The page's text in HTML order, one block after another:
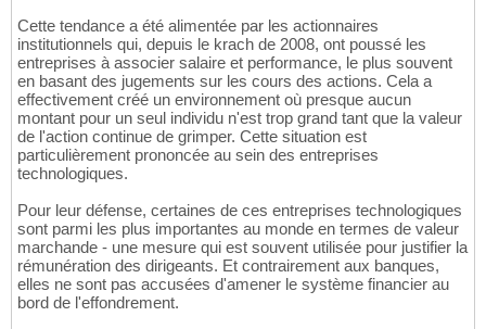
Cette tendance a été alimentée par les actionnaires
institutionnels qui, depuis le krach de 2008, ont poussé les
entreprises à associer salaire et performance, le plus souvent
en basant des jugements sur les cours des actions. Cela a
effectivement créé un environnement où presque aucun
montant pour un seul individu n'est trop grand tant que la valeur
de l'action continue de grimper. Cette situation est
particulièrement prononcée au sein des entreprises
technologiques.
Pour leur défense, certaines de ces entreprises technologiques
sont parmi les plus importantes au monde en termes de valeur
marchande - une mesure qui est souvent utilisée pour justifier la
rémunération des dirigeants. Et contrairement aux banques,
elles ne sont pas accusées d'amener le système financier au
bord de l'effondrement.